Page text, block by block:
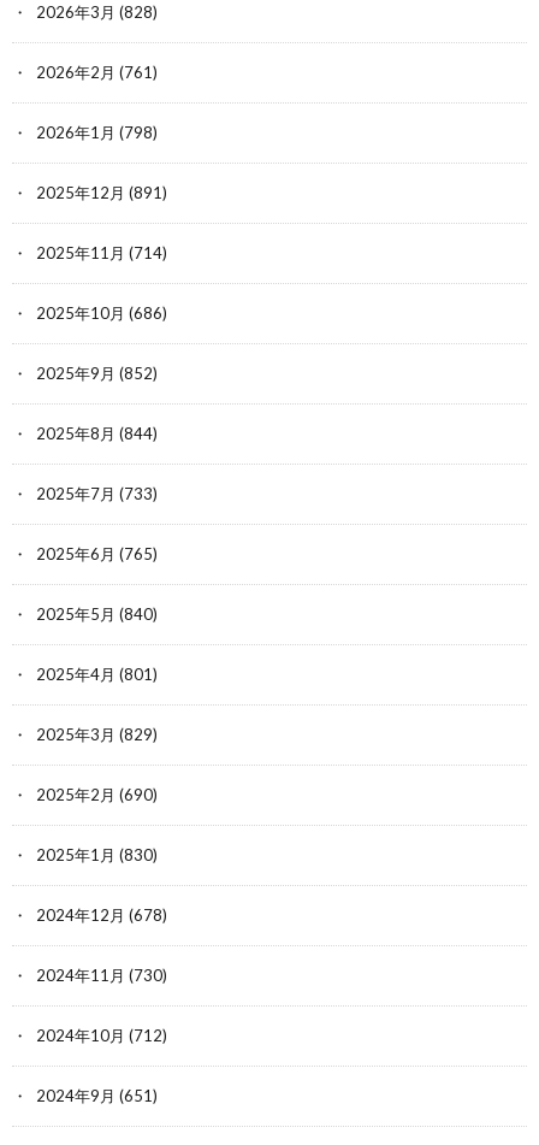
2026年3月 (828)
2026年2月 (761)
2026年1月 (798)
2025年12月 (891)
2025年11月 (714)
2025年10月 (686)
2025年9月 (852)
2025年8月 (844)
2025年7月 (733)
2025年6月 (765)
2025年5月 (840)
2025年4月 (801)
2025年3月 (829)
2025年2月 (690)
2025年1月 (830)
2024年12月 (678)
2024年11月 (730)
2024年10月 (712)
2024年9月 (651)